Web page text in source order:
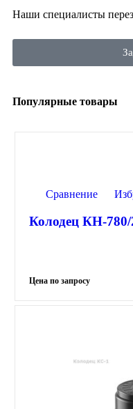
Наши специалисты
Популярные товары
Сравнение
Колодец КН-780/